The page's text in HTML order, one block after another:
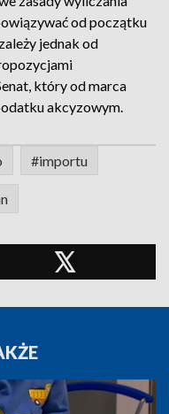
od początku
jednak od
który od marca
akcyzowym.
#importu